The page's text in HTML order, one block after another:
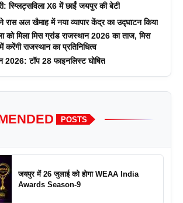
स्प्लिट्सविला X6 में छाईं जयपुर की बेटी
अल खैमाह में नया व्यापार केंद्र का उद्घाटन किया
को मिला मिस ग्रांड राजस्थान 2026 का ताज, मिस
करेंगी राजस्थान का प्रतिनिधित्व
2026: टॉप 28 फाइनलिस्ट घोषित
POSTS
जयपुर में 26 जुलाई को होगा WEAA India
Awards Season-9